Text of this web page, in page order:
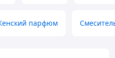
парфюм